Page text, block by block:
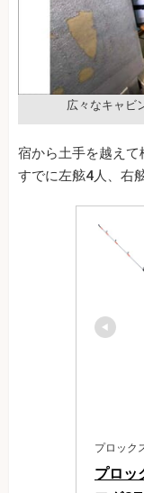
広々なキャビ
宿から土手を越えて
すでに左舷4人、右
プロック
プロッ